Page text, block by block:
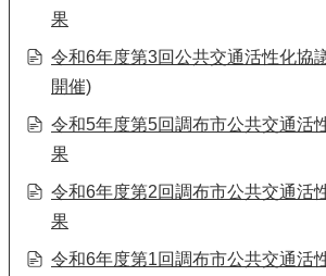
果
令和6年度第3回公共交通活性化協
開催)
令和5年度第5回調布市公共交通活
果
令和6年度第2回調布市公共交通活
果
令和6年度第1回調布市公共交通活